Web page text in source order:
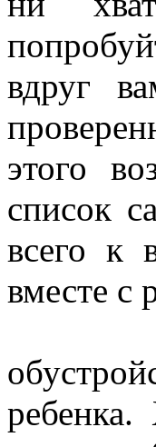
вдруг
этого
список
всего к
вместе с
ребенка.